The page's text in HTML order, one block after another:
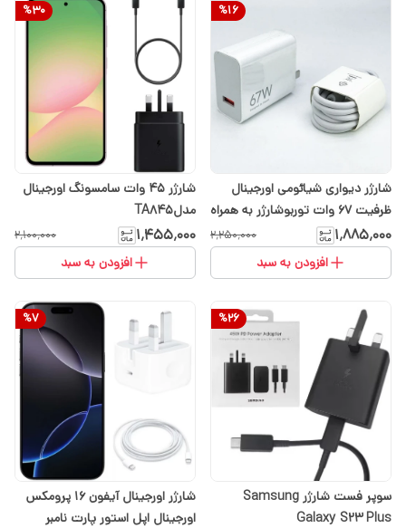
%16
شارژر دیواری شیائومی اورجینال
ظرفیت ۶۷ وات توربوشارژر به همراه
کابل 6A
۱٬۸۸۵٬۰۰۰ ۲٬۲۵۰٬۰۰۰
افزودن به سبد
%30
شارژر ۴۵ وات سامسونگ اورجینال
مدلTA845
۱٬۴۵۵٬۰۰۰ ۲٬۱۰۰٬۰۰۰
افزودن به سبد
%26
سوپر فست شارژر Samsung
Galaxy S23 Plus
%7
شارژر اورجینال آیفون 16 پرومکس
اورجینال اپل استور پارت نامبر